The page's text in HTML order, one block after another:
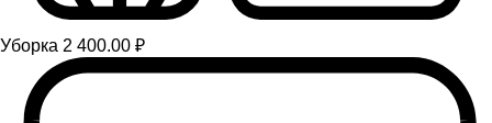
Уборка 2 400.00 ₽